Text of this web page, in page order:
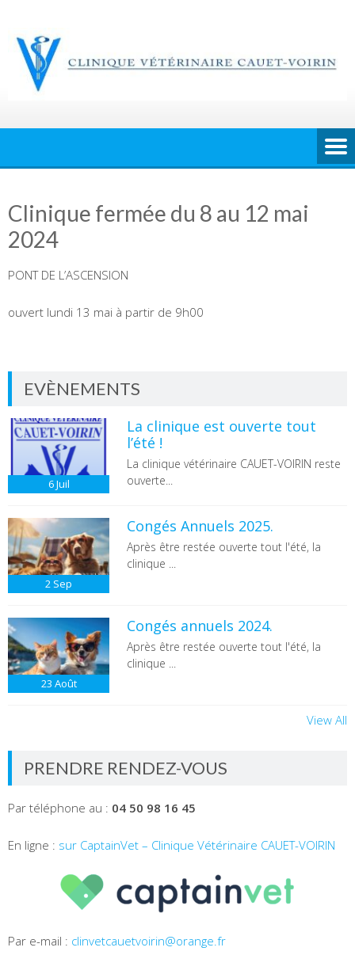
content
Clinique fermée du 8 au 12 mai
2024
PONT DE L’ASCENSION
ouvert lundi 13 mai à partir de 9h00
EVÈNEMENTS
6Juil
La clinique est ouverte tout
l’été !
La clinique vétérinaire CAUET-VOIRIN reste
ouverte...
2 Sep
Congés Annuels 2025.
Après être restée ouverte tout l'été, la
clinique ...
23 Août
Congés annuels 2024.
Après être restée ouverte tout l'été, la
clinique ...
View All
PRENDRE RENDEZ-VOUS
Par téléphone au : 04 50 98 16 45
En ligne : sur CaptainVet – Clinique Vétérinaire CAUET-VOIRIN
Par e-mail : clinvetcauetvoirin@orange.fr